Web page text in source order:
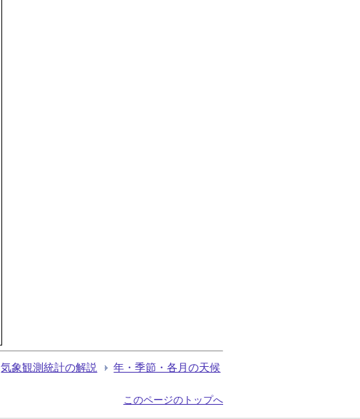
気象観測統計の解説 年・季節・各月の天候
このページのトップへ